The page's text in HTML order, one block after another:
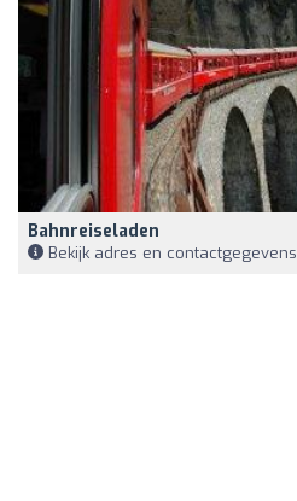
Bahnreiseladen
Bekijk adres en contactgegevens